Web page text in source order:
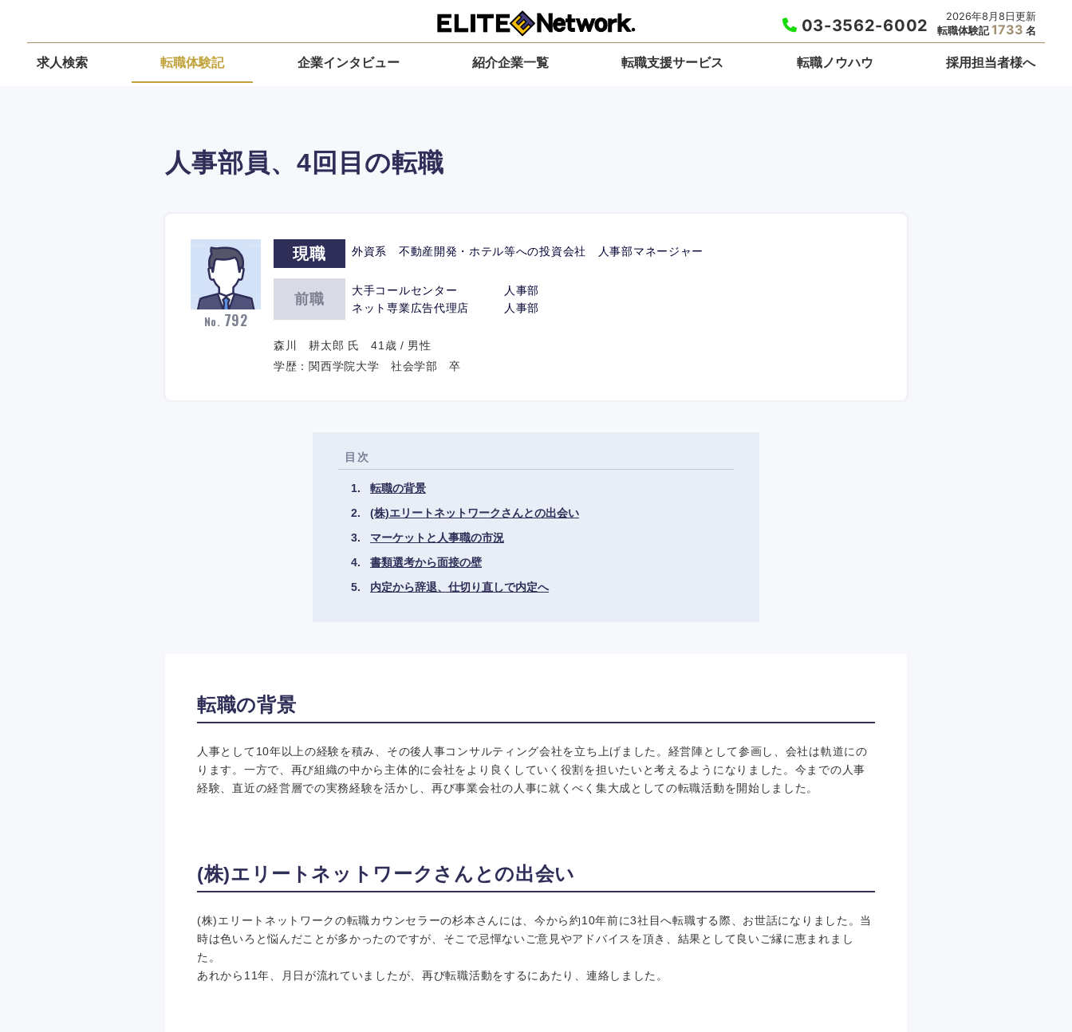
2026年8月8日更新
転職体験記1733 名
03-3562-6002
求人検索 転職体験記 企業インタビュー 紹介企業一覧 転職支援サービス 転職ノウハウ 採用担当者様へ
人事部員、4回目の転職
No. 792
現職 外資系 不動産開発・ホテル等への投資会社 人事部マネージャー
前職
大手コールセンター 人事部
ネット専業広告代理店 人事部
森川 耕太郎 氏 41歳 / 男性
学歴：関西学院大学 社会学部 卒
目次
転職の背景
(株)エリートネットワークさんとの出会い
マーケットと人事職の市況
書類選考から面接の壁
内定から辞退、仕切り直しで内定へ
転職の背景
人事として10年以上の経験を積み、その後人事コンサルティング会社を立ち上げました。経営陣として参画し、会社は軌道にの
ります。一方で、再び組織の中から主体的に会社をより良くしていく役割を担いたいと考えるようになりました。今までの人事
経験、直近の経営層での実務経験を活かし、再び事業会社の人事に就くべく集大成としての転職活動を開始しました。
(株)エリートネットワークさんとの出会い
(株)エリートネットワークの転職カウンセラーの杉本さんには、今から約10年前に3社目へ転職する際、お世話になりました。当
時は色いろと悩んだことが多かったのですが、そこで忌憚ないご意見やアドバイスを頂き、結果として良いご縁に恵まれまし
た。
あれから11年、月日が流れていましたが、再び転職活動をするにあたり、連絡しました。